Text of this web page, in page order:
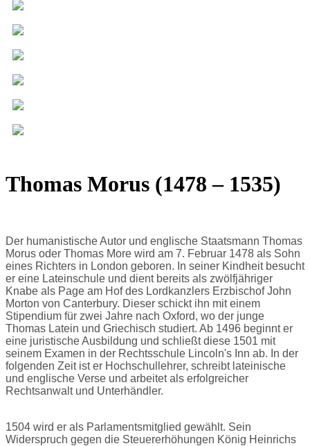
Thomas Morus (1478 – 1535)
Der humanistische Autor und englische Staatsmann Thomas
Morus oder Thomas More wird am 7. Februar 1478 als Sohn
eines Richters in London geboren. In seiner Kindheit besucht
er eine Lateinschule und dient bereits als zwölfjähriger
Knabe als Page am Hof des Lordkanzlers Erzbischof John
Morton von Canterbury. Dieser schickt ihn mit einem
Stipendium für zwei Jahre nach Oxford, wo der junge
Thomas Latein und Griechisch studiert. Ab 1496 beginnt er
eine juristische Ausbildung und schließt diese 1501 mit
seinem Examen in der Rechtsschule Lincoln's Inn ab. In der
folgenden Zeit ist er Hochschullehrer, schreibt lateinische
und englische Verse und arbeitet als erfolgreicher
Rechtsanwalt und Unterhändler.
1504 wird er als Parlamentsmitglied gewählt. Sein
Widerspruch gegen die Steuererhöhungen König Heinrichs